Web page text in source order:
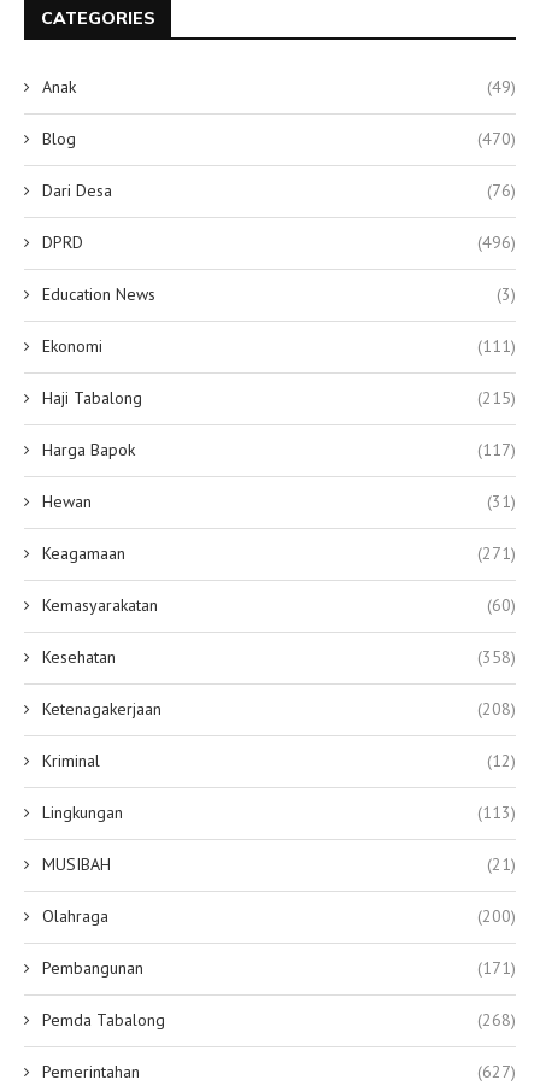
CATEGORIES
Anak (49)
Blog (470)
Dari Desa (76)
DPRD (496)
Education News (3)
Ekonomi (111)
Haji Tabalong (215)
Harga Bapok (117)
Hewan (31)
Keagamaan (271)
Kemasyarakatan (60)
Kesehatan (358)
Ketenagakerjaan (208)
Kriminal (12)
Lingkungan (113)
MUSIBAH (21)
Olahraga (200)
Pembangunan (171)
Pemda Tabalong (268)
Pemerintahan (627)